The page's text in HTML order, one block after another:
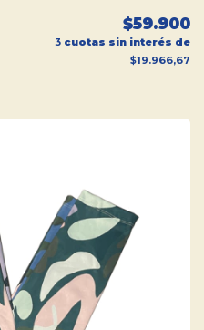
$59.900
3 cuotas sin interés de
$19.966,67